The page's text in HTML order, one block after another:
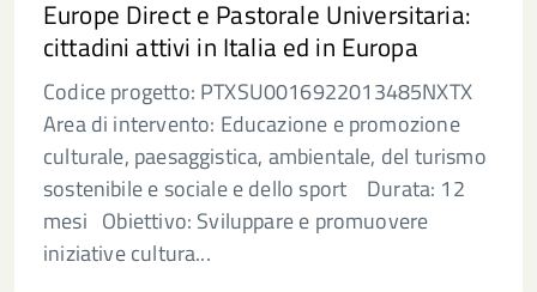
Europe Direct e Pastorale Universitaria:
cittadini attivi in Italia ed in Europa
Codice progetto: PTXSU0016922013485NXTX
Area di intervento: Educazione e promozione
culturale, paesaggistica, ambientale, del turismo
sostenibile e sociale e dello sport Durata: 12
mesi Obiettivo: Sviluppare e promuovere
iniziative cultura...